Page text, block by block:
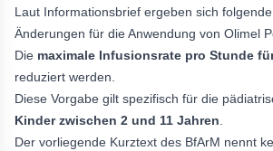
Laut Informationsbrief ergeben sich
Änderungen für die Anwendung von Olimel
Die maximale Infusionsrate pro Stunde
reduziert werden.
Diese Vorgabe gilt spezifisch für die
Kinder zwischen 2 und 11 Jahren
Der vorliegende Kurztext des BfArM nennt